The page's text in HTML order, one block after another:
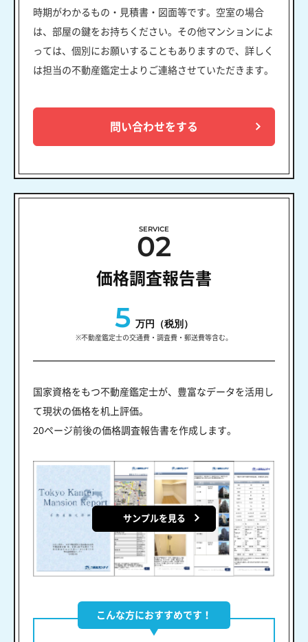
時期がわかるもの・見積書・図面等です。空室の場合
は、部屋の鍵をお持ちください。その他マンションによ
っては、個別にお願いすることもありますので、詳しく
は担当の不動産鑑定士よりご連絡させていただきます。
問い合わせをする
SERVICE
02
価格調査報告書
5 万円（税別）
※不動産鑑定士の交通費・調査費・郵送費等含む。
国家資格をもつ不動産鑑定士が、豊富なデータを活用し
て現状の価格を机上評価。
20ページ前後の価格調査報告書を作成します。
サンプルを見る
こんな方におすすめです！